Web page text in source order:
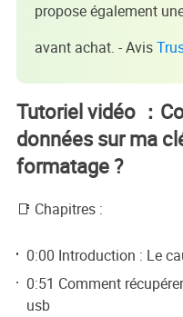
propose également
avant achat. - Avis
Tutoriel vidéo ：
données sur ma
formatage ?
📑 Chapitres :
0:00 Introduction : Le
0:51 Comment
usb